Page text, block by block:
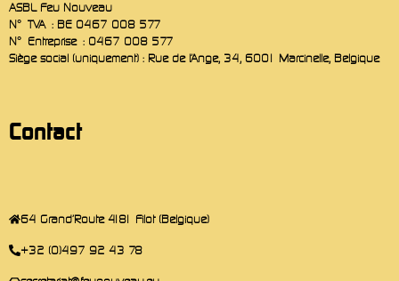
ASBL Feu Nouveau
N° TVA : BE 0467 008 577
N° Entreprise : 0467 008 577
Siège social (uniquement) : Rue de l’Ange, 34, 6001 Marcinelle, Belgique
Contact
64 Grand'Route 4181 Filot (Belgique)
+32 (0)497 92 43 78